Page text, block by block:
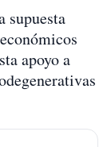
supuesta
apoyo a